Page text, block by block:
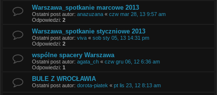
Warszawa_spotkanie marcowe 2013
Ostatni post autor: anazuzana « czw mar 28, 13 9:57 am
Odpowiedzi: 2
Warszawa_spotkanie styczniowe 2013
Ostatni post autor: viva « sob sty 05, 13 14:31 pm
Odpowiedzi: 2
wspólne spacery Warszawa
Ostatni post autor: agata_ch « czw gru 06, 12 6:36 am
Odpowiedzi: 1
BULE Z WROCŁAWIA
Ostatni post autor: dorota-piatek « pt lis 23, 12 8:13 am